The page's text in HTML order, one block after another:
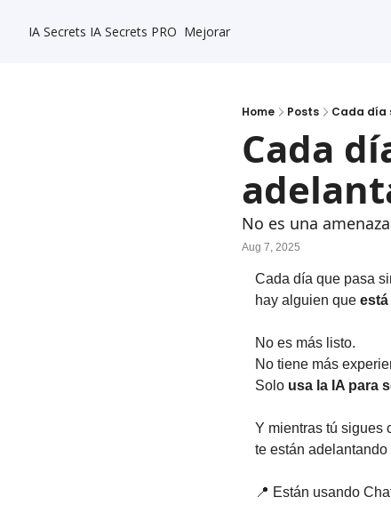
IA Secrets IA Secrets PRO Mejorar
Home Posts Cada día
Cada
No es una
Aug 7, 2025
Cada día que pasa
hay alguien que
No es más listo.
No tiene más
Solo usa la IA para
Y mientras tú sigues
te están
📍 Están usando